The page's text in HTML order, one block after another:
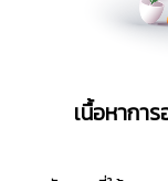
เนื้อหากา